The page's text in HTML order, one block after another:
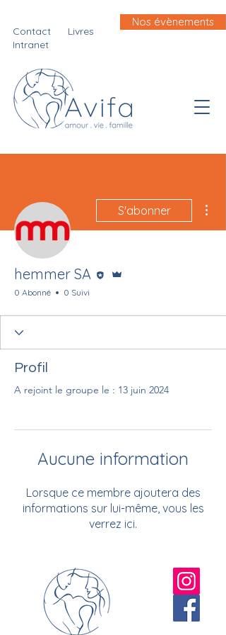
Nos évènements
Contact
Livres
Intranet
S'abonner
hemmer SA
0 Abonné 0 Suivi
Profil
A rejoint le groupe le : 13 juin 2024
Aucune information
Lorsque ce membre ajoutera des
informations sur lui-même, vous les
verrez ici.